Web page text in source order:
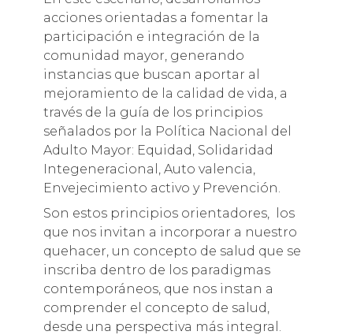
acciones orientadas a fomentar la
participación e integración de la
comunidad mayor, generando
instancias que buscan aportar al
mejoramiento de la calidad de vida, a
través de la guía de los principios
señalados por la Política Nacional del
Adulto Mayor: Equidad, Solidaridad
Integeneracional, Auto valencia,
Envejecimiento activo y Prevención.
Son estos principios orientadores, los
que nos invitan a incorporar a nuestro
quehacer, un concepto de salud que se
inscriba dentro de los paradigmas
contemporáneos, que nos instan a
comprender el concepto de salud,
desde una perspectiva más integral.